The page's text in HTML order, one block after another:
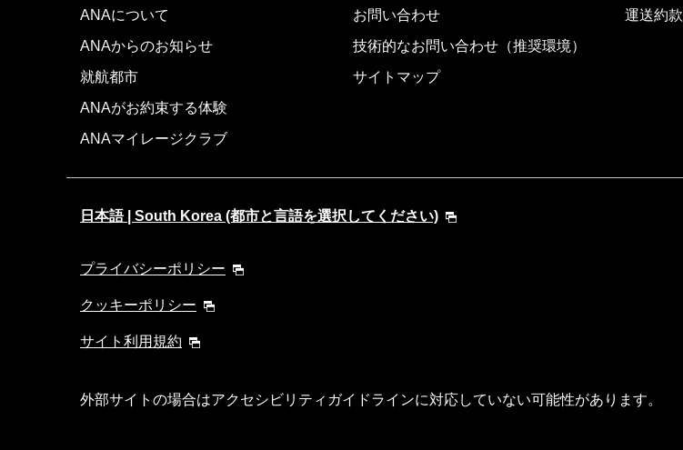
ANAについて
ANAからのお知らせ
就航都市
ANAがお約束する体験
ANAマイレージクラブ
お問い合わせ
技術的なお問い合わせ（推奨環境）
サイトマップ
運送約款
日本語 | South Korea (都市と言語を選択してください)
プライバシーポリシー
クッキーポリシー
サイト利用規約
外部サイトの場合はアクセシビリティガイドラインに対応していない可能性があります。